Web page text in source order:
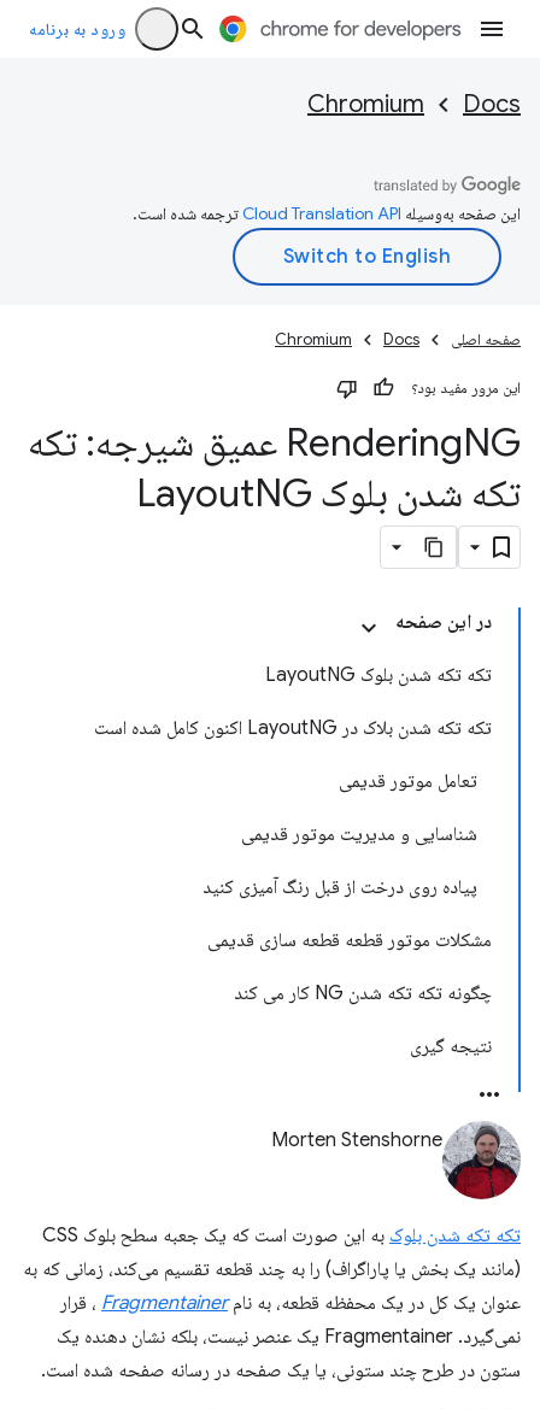
ورود به برنامه
Docs
Chromium
این صفحه به‌وسیله ترجمه شده است.
صفحه اصلی Docs
Chromium
این مرور مفید بود؟
Rendering NG عمیق شیرجه: تکه
تکه شدن بلوک Layout NG
در این صفحه
تکه تکه شدن بلوک LayoutNG
تکه تکه شدن بلاک در LayoutNG اکنون کامل شده است
تعامل موتور قدیمی
شناسایی و مدیریت موتور قدیمی
پیاده روی درخت از قبل رنگ آمیزی کنید
مشکلات موتور قطعه قطعه سازی قدیمی
چگونه تکه تکه شدن NG کار می کند
نتیجه گیری
Morten Stenshorne
تکه تکه شدن بلوک
به این صورت است که یک جعبه سطح بلوک CSS
(مانند یک بخش یا پاراگراف) را به چند قطعه تقسیم می‌کند، زمانی که به
عنوان یک کل در یک محفظه قطعه، به نامFragmentainer ، قرار
نمی‌گیرد. Fragmentainer یک عنصر نیست، بلکه نشان دهنده یک
ستون در طرح چند ستونی، یا یک صفحه در رسانه صفحه شده است.